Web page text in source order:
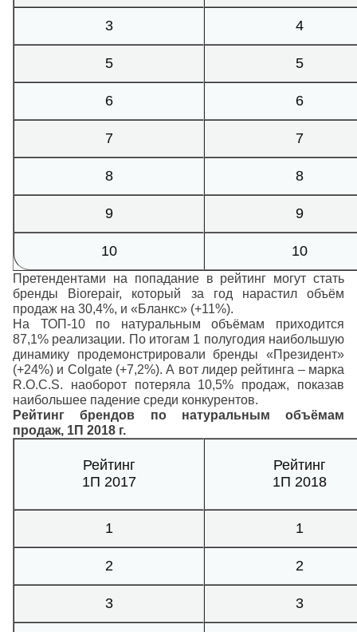
3 4
5 5
6 6
7 7
8 8
9 9
10 10
Претендентами на попадание в рейтинг могут стать
бренды Biorepair, который за год нарастил объём
продаж на 30,4%, и «Бланкс» (+11%).
На ТОП-10 по натуральным объёмам приходится
87,1% реализации. По итогам 1 полугодия наибольшую
динамику продемонстрировали бренды «Президент»
(+24%) и Colgate (+7,2%). А вот лидер рейтинга – марка
R.O.C.S. наоборот потеряла 10,5% продаж, показав
наибольшее падение среди конкурентов.
Рейтинг брендов по натуральным объёмам
продаж, 1П 2018 г.
Рейтинг
1П 2017
Рейтинг
1П 2018
1 1
2 2
3 3